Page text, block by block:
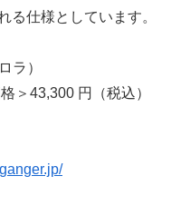
る仕様としています。
ラ）
＞43,300 円（税込）